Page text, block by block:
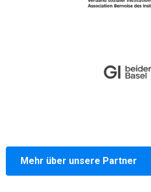
Mehr über unsere Partner